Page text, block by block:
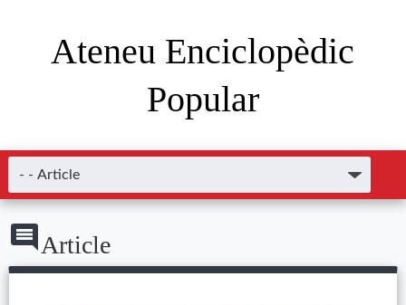
Ateneu Enciclopèdic
Popular
Article